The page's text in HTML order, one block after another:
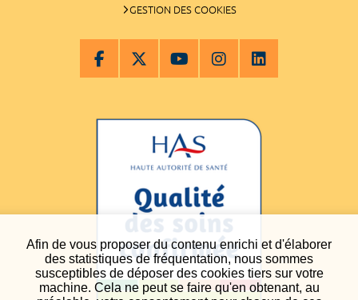
Afin de vous proposer du contenu enrichi et d'élaborer
des statistiques de fréquentation, nous sommes
susceptibles de déposer des cookies tiers sur votre
machine. Cela ne peut se faire qu'en obtenant, au
GESTION DES COOKIES